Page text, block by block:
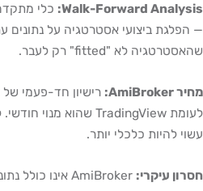
Walk-Forward Analysis:
— הפלגת ביצועי אסטרטגיה על נתונים
שהאסטרטגיה לא "fitted" רק לעבר.
מחיר AmiBroker:
עשוי להיות כלכלי יותר.
חסרון עיקרי: